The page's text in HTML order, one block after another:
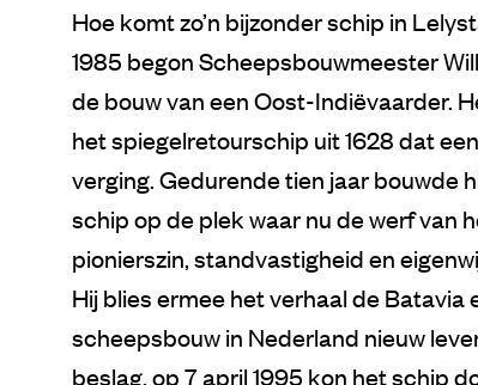
Hoe komt zo’n bijzonder schip in
1985 begon Scheepsbouwmeester
de bouw van een Oost-Indiëvaarder.
het spiegelretourschip uit 1628 dat
verging. Gedurende tien jaar bouwde
schip op de plek waar nu de werf van
pionierszin, standvastigheid en
Hij blies ermee het verhaal de
scheepsbouw in Nederland nieuw
beslag, op 7 april 1995 kon het schip